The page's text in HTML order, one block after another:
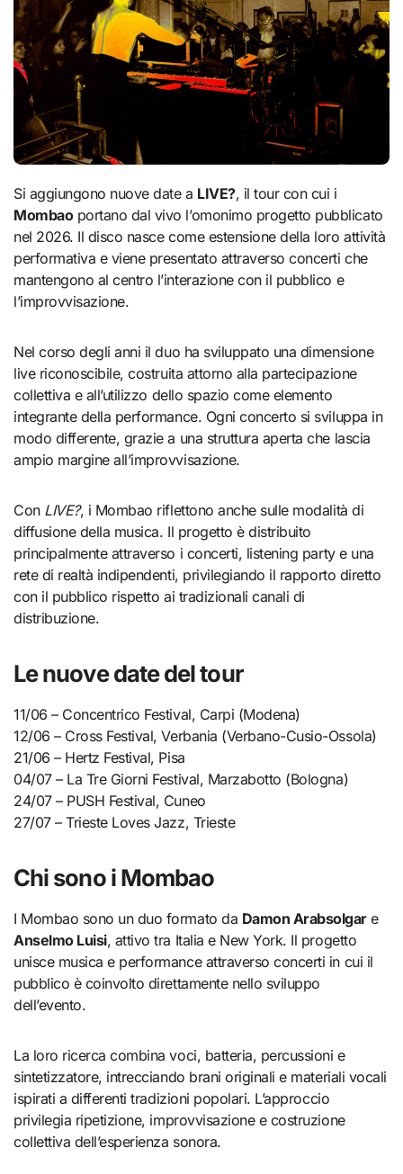
Si aggiungono nuove date a LIVE?, il tour con cui i
Mombaoportano dal vivo l’omonimo progetto pubblicato
nel 2026. Il disco nasce come estensione della loro attività
performativa e viene presentato attraverso concerti che
mantengono al centro l’interazione con il pubblico e
l’improvvisazione.
Nel corso degli anni il duo ha sviluppato una dimensione
live riconoscibile, costruita attorno alla partecipazione
collettiva e all’utilizzo dello spazio come elemento
integrante della performance. Ogni concerto si sviluppa in
modo differente, grazie a una struttura aperta che lascia
ampio margine all’improvvisazione.
Con LIVE?, i Mombao riflettono anche sulle modalità di
diffusione della musica. Il progetto è distribuito
principalmente attraverso i concerti, listening party e una
rete di realtà indipendenti, privilegiando il rapporto diretto
con il pubblico rispetto ai tradizionali canali di
distribuzione.
Le nuove date del tour
11/06 – Concentrico Festival, Carpi (Modena)
12/06 – Cross Festival, Verbania (Verbano-Cusio-Ossola)
21/06 – Hertz Festival, Pisa
04/07 – La Tre Giorni Festival, Marzabotto (Bologna)
24/07 – PUSH Festival, Cuneo
27/07 – Trieste Loves Jazz, Trieste
Chi sono i Mombao
I Mombao sono un duo formato da Damon Arabsolgare
Anselmo Luisi, attivo tra Italia e New York. Il progetto
unisce musica e performance attraverso concerti in cui il
pubblico è coinvolto direttamente nello sviluppo
dell’evento.
La loro ricerca combina voci, batteria, percussioni e
sintetizzatore, intrecciando brani originali e materiali vocali
ispirati a differenti tradizioni popolari. L’approccio
privilegia ripetizione, improvvisazione e costruzione
collettiva dell’esperienza sonora.